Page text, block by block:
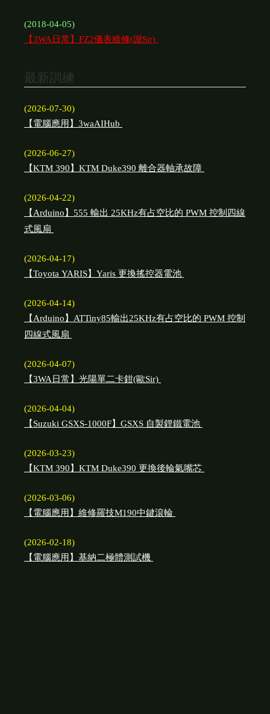
(2018-04-05)
【3WA日常】FZ2儀表維修(謝Sir)
最新訓練
(2026-07-30)
【電腦應用】3waAIHub
(2026-06-27)
【KTM 390】KTM Duke390 離合器軸承故障
(2026-04-22)
【Arduino】555 輸出 25KHz有占空比的 PWM 控制四線
式風扇
(2026-04-17)
【Toyota YARIS】Yaris 更換搖控器電池
(2026-04-14)
【Arduino】ATTiny85輸出25KHz有占空比的 PWM 控制
四線式風扇
(2026-04-07)
【3WA日常】光陽單二卡鉗(歐Sir)
(2026-04-04)
【Suzuki GSXS-1000F】GSXS 自製鋰鐵電池
(2026-03-23)
【KTM 390】KTM Duke390 更換後輪氣嘴芯
(2026-03-06)
【電腦應用】維修羅技M190中鍵滾輪
(2026-02-18)
【電腦應用】基納二極體測試機